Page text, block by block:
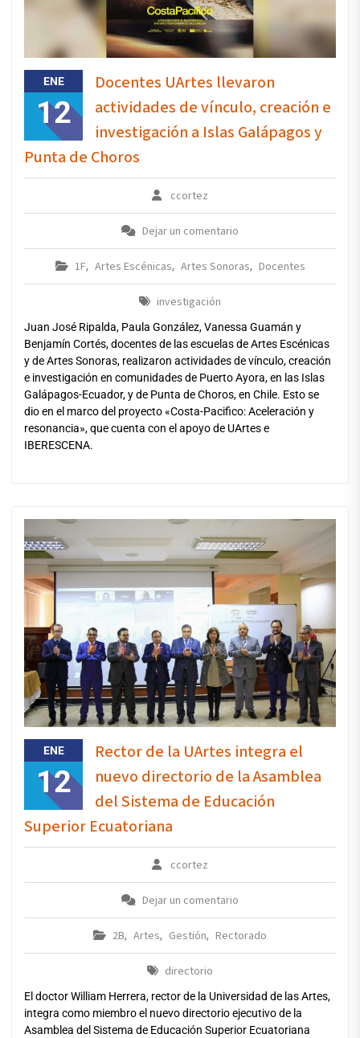
ENE
12
Docentes UArtes llevaron
actividades de vínculo, creación e
investigación a Islas Galápagos y
Punta de Choros
ccortez
Dejar un comentario
1F, Artes Escénicas, Artes Sonoras, Docentes
investigación
Juan José Ripalda, Paula González, Vanessa Guamán y
Benjamín Cortés, docentes de las escuelas de Artes Escénicas
y de Artes Sonoras, realizaron actividades de vínculo, creación
e investigación en comunidades de Puerto Ayora, en las Islas
Galápagos-Ecuador, y de Punta de Choros, en Chile. Esto se
dio en el marco del proyecto «Costa-Pacifico: Aceleración y
resonancia», que cuenta con el apoyo de UArtes e
IBERESCENA.
ENE
12
Rector de la UArtes integra el
nuevo directorio de la Asamblea
del Sistema de Educación
Superior Ecuatoriana
ccortez
Dejar un comentario
2B, Artes, Gestión, Rectorado
directorio
El doctor William Herrera, rector de la Universidad de las Artes,
integra como miembro el nuevo directorio ejecutivo de la
Asamblea del Sistema de Educación Superior Ecuatoriana